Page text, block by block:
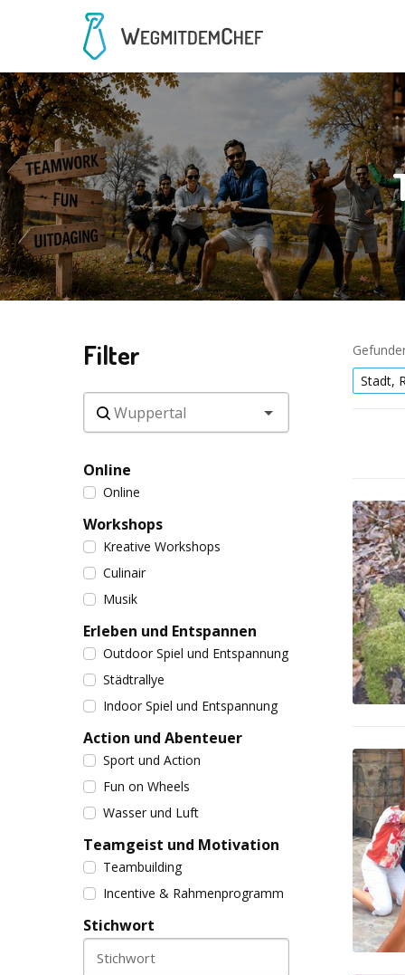
Filter
Online
Online
Workshops
Kreative Workshops
Culinair
Musik
Erleben und Entspannen
Outdoor Spiel und Entspannung
Städtrallye
Indoor Spiel und Entspannung
Action und Abenteuer
Sport und Action
Fun on Wheels
Wasser und Luft
Teamgeist und Motivation
Teambuilding
Incentive & Rahmenprogramm
Stichwort
Stichwort
Stadt,